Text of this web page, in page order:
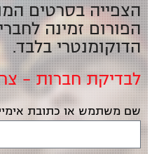
הצפייה בסרטים
הפורום זמינה
הדוקומנטרי בלבד.
לבדיקת חברות –
שם משתמש או כתובת